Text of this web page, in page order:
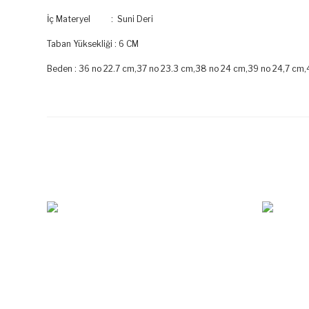
İç Materyel : Suni Deri
Taban Yüksekliği : 6 CM
Beden : 36 no 22.7 cm,37 no 23.3 cm,38 no 24 cm,39 no 24,7